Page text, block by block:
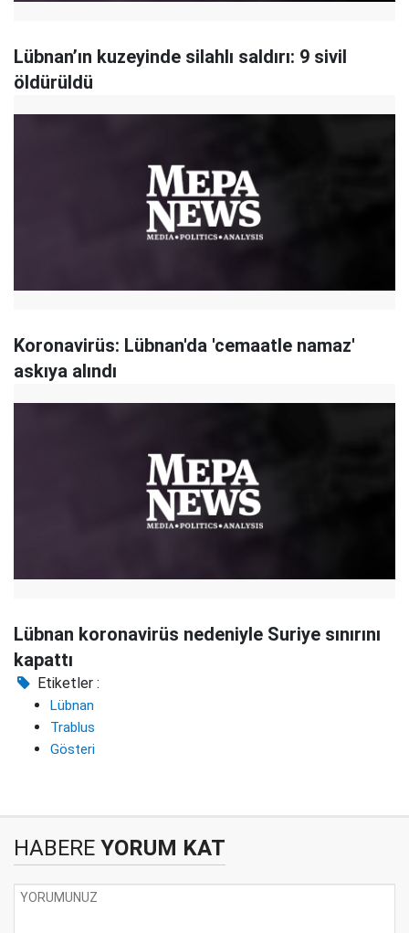
Lübnan’ın kuzeyinde silahlı saldırı: 9 sivil
öldürüldü
Koronavirüs: Lübnan'da 'cemaatle namaz'
askıya alındı
Lübnan koronavirüs nedeniyle Suriye sınırını
kapattı
Etiketler :
Lübnan
Trablus
Gösteri
HABERE YORUM KAT